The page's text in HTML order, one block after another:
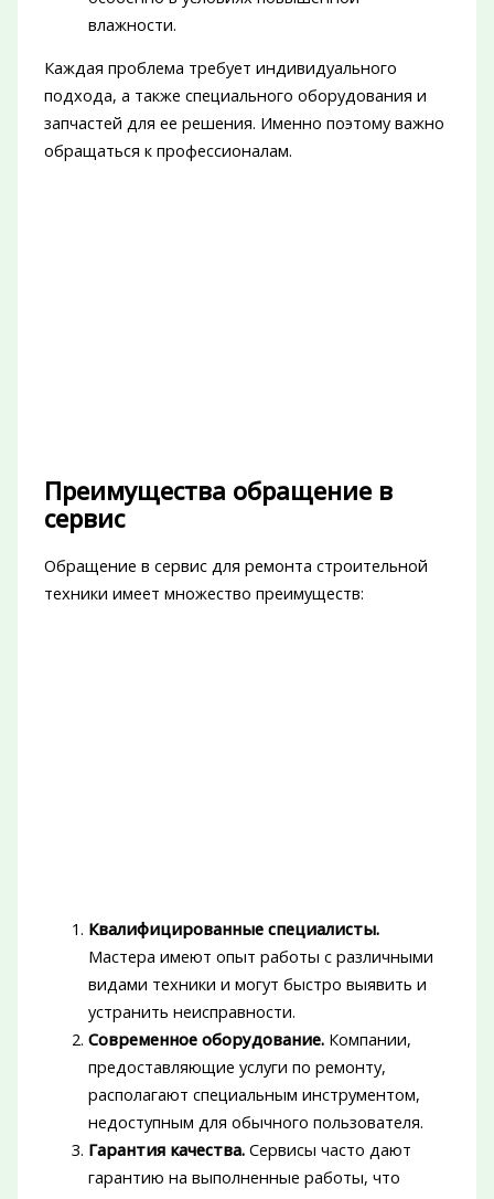
влажности.
Каждая проблема требует индивидуального
подхода, а также специального оборудования и
запчастей для ее решения. Именно поэтому важно
обращаться к профессионалам.
Преимущества обращение в
сервис
Обращение в сервис для ремонта строительной
техники имеет множество преимуществ:
Квалифицированные специалисты.
Мастера имеют опыт работы с различными
видами техники и могут быстро выявить и
устранить неисправности.
Современное оборудование.Компании,
предоставляющие услуги по ремонту,
располагают специальным инструментом,
недоступным для обычного пользователя.
Гарантия качества.Сервисы часто дают
гарантию на выполненные работы, что